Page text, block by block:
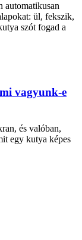
automatikusan
ül, fekszik,
szót fogad a
vagyunk-e
és valóban,
egy kutya képes